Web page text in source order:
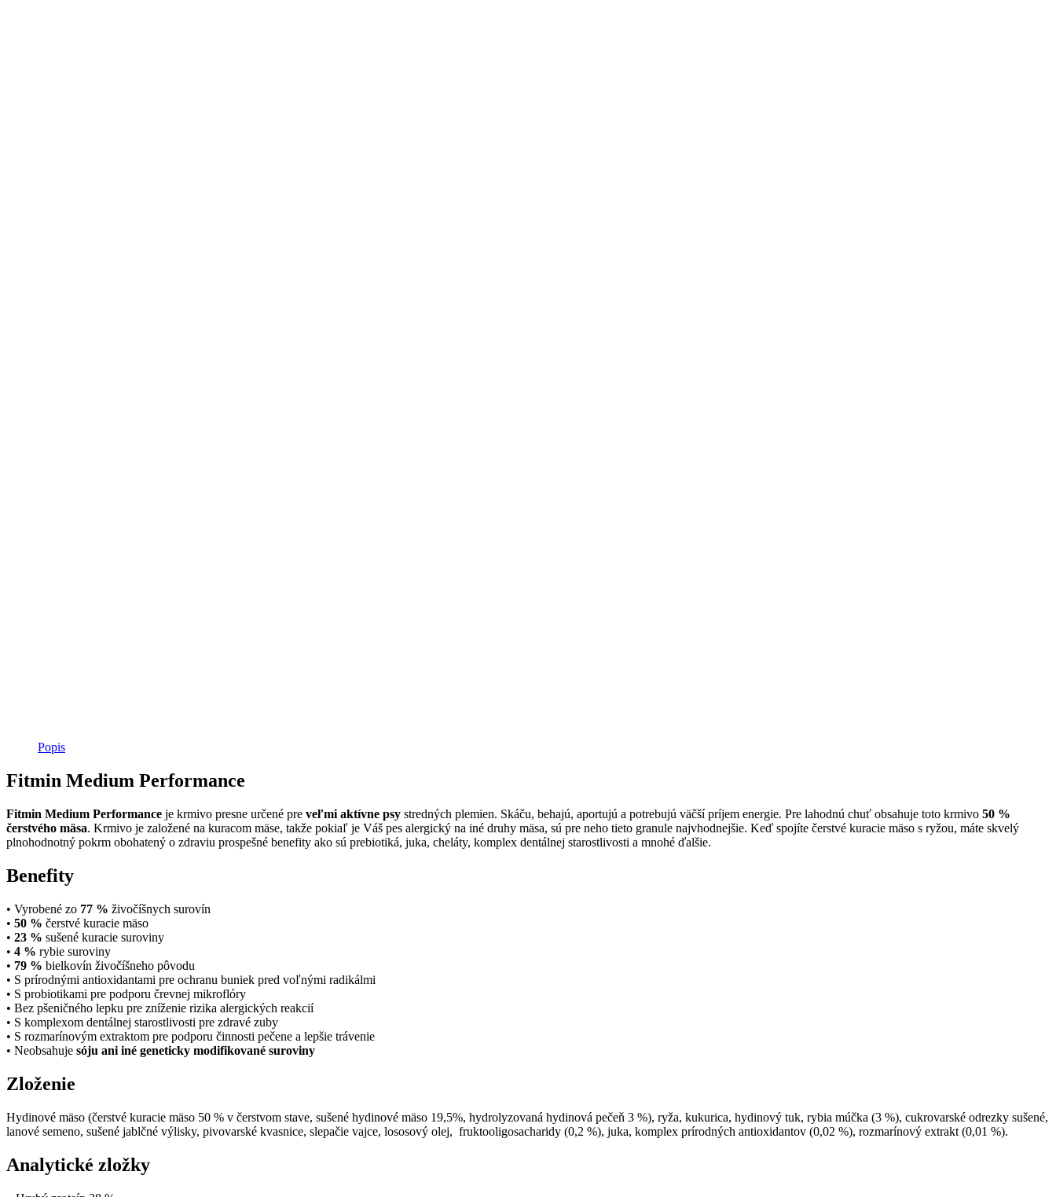
Popis
Fitmin Medium Performance
Fitmin Medium Performance je krmivo presne určené pre veľmi aktívne psy stredných plemien. Skáču, behajú, aportujú a potrebujú väčší príjem energie. Pre lahodnú chuť obsahuje toto krmivo 50 %
čerstvého mäsa. Krmivo je založené na kuracom mäse, takže pokiaľ je Váš pes alergický na iné druhy mäsa, sú pre neho tieto granule najvhodnejšie. Keď spojíte čerstvé kuracie mäso s ryžou, máte skvelý
plnohodnotný pokrm obohatený o zdraviu prospešné benefity ako sú prebiotiká, juka, cheláty, komplex dentálnej starostlivosti a mnohé ďalšie.
Benefity
• Vyrobené zo 77 % živočíšnych surovín
• 50 % čerstvé kuracie mäso
• 23 % sušené kuracie suroviny
• 4 % rybie suroviny
• 79 % bielkovín živočíšneho pôvodu
• S prírodnými antioxidantami pre ochranu buniek pred voľnými radikálmi
• S probiotikami pre podporu črevnej mikroflóry
• Bez pšeničného lepku pre zníženie rizika alergických reakcií
• S komplexom dentálnej starostlivosti pre zdravé zuby
• S rozmarínovým extraktom pre podporu činnosti pečene a lepšie trávenie
• Neobsahuje sóju ani iné geneticky modifikované suroviny
Zloženie
Hydinové mäso (čerstvé kuracie mäso 50 % v čerstvom stave, sušené hydinové mäso 19,5%, hydrolyzovaná hydinová pečeň 3 %), ryža, kukurica, hydinový tuk, rybia múčka (3 %), cukrovarské odrezky sušené,
lanové semeno, sušené jablčné výlisky, pivovarské kvasnice, slepačie vajce, lososový olej, fruktooligosacharidy (0,2 %), juka, komplex prírodných antioxidantov (0,02 %), rozmarínový extrakt (0,01 %).
Analytické zložky